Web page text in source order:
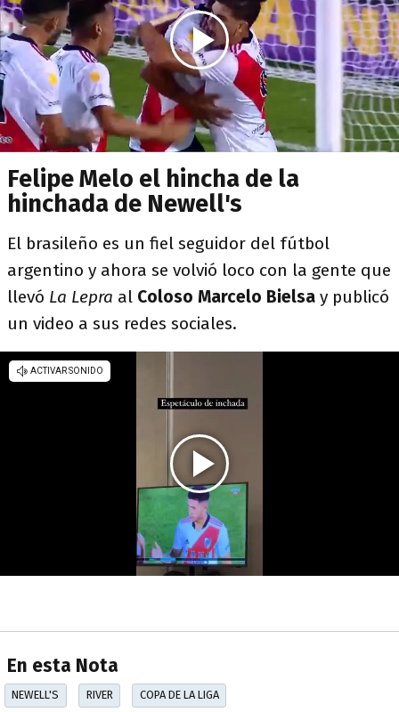
Felipe Melo el hincha de la
hinchada de Newell's
El brasileño es un fiel seguidor del fútbol
argentino y ahora se volvió loco con la gente que
llevó La Lepra al Coloso Marcelo Bielsa y publicó
un video a sus redes sociales.
En esta Nota
NEWELL'S RIVER COPA DE LA LIGA